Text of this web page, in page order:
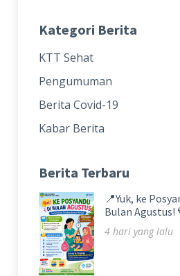
Kategori Berita
KTT Sehat
Pengumuman
Berita Covid-19
Kabar Berita
Berita Terbaru
📍Yuk, ke
Bulan Agustus!
4 hari yang lalu